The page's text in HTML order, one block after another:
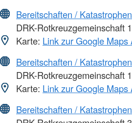
Bereitschaften /
DRK-Rotkreuzgemeinschaft
Karte: Link zur Google Maps
Bereitschaften /
DRK-Rotkreuzgemeinschaft
Karte: Link zur Google Maps
Bereitschaften /